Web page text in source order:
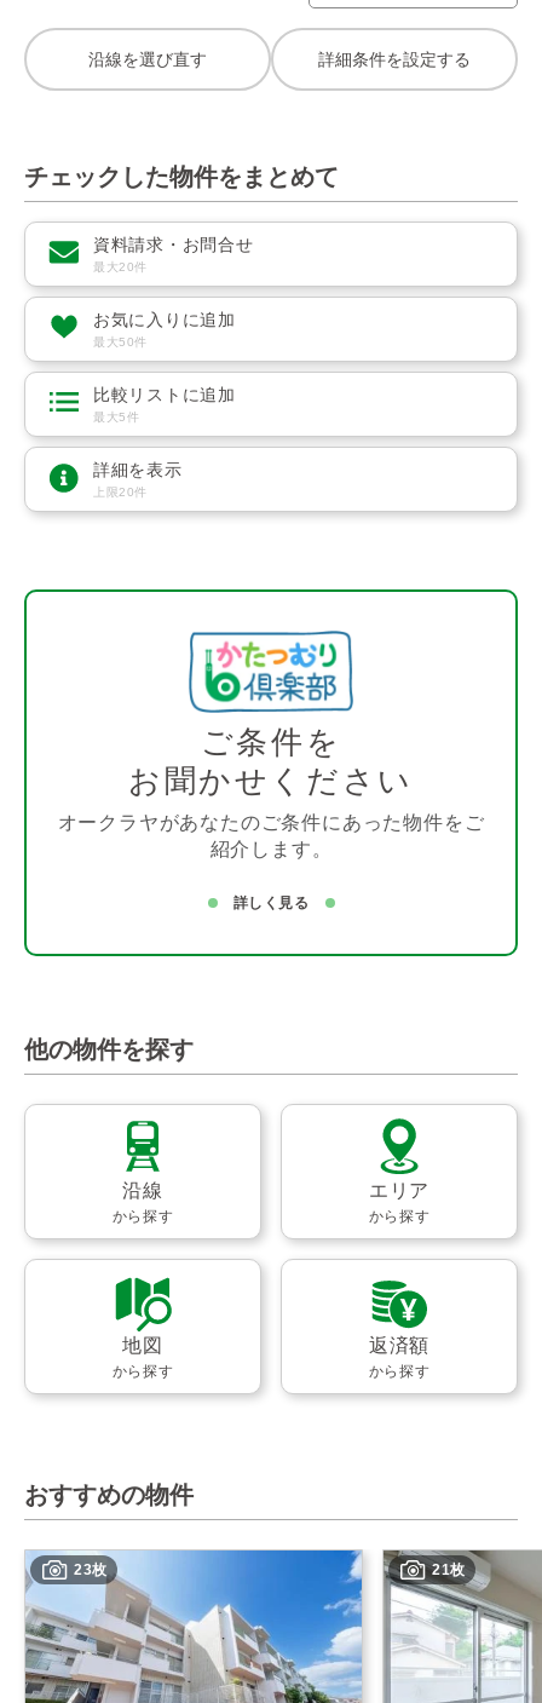
沿線を選び直す 詳細条件を設定する
チェックした物件をまとめて
資料請求・お問合せ
最大20件
お気に入りに追加
最大50件
比較リストに追加
最大5件
詳細を表示
上限20件
ご条件を
お聞かせください
オークラヤがあなたのご条件にあった物件をご
紹介します。
詳しく見る
他の物件を探す
沿線
から探す
エリア
から探す
地図
から探す
返済額
から探す
おすすめの物件
23枚 21枚